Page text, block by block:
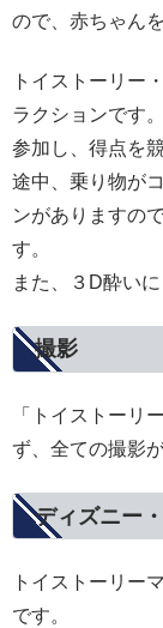
ので、赤ちゃん
トイストーリー
ラクションです
参加し、得点を
途中、乗り物が
ンがありますので
す。
また、３D酔い
撮影
「トイストーリ
ず、全ての撮影
ディズニー
トイストーリー
です。